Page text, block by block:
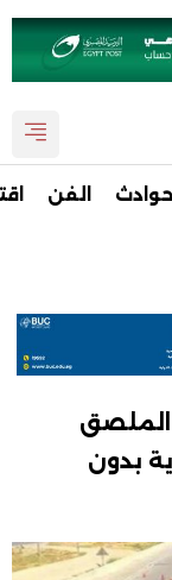
حوادث الفن
الملصق
دراجة نارية بدون